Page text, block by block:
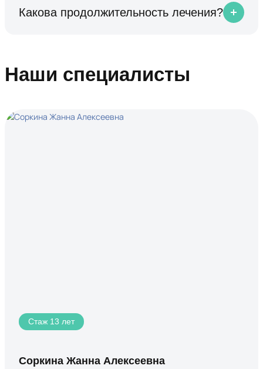
Какова продолжительность лечения?
Наши специалисты
Стаж 13 лет
Соркина Жанна Алексеевна